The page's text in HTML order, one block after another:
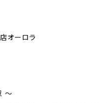
オーロラ
～